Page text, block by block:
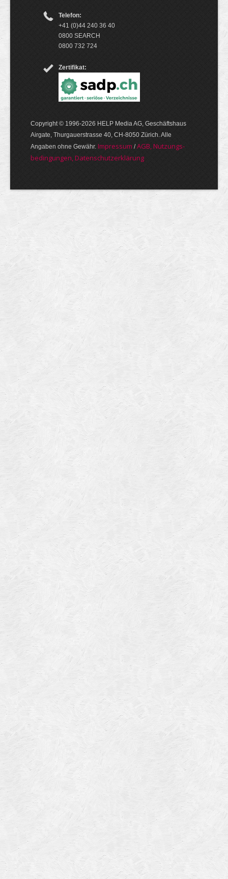
Telefon:
+41 (0)44 240 36 40
0800 SEARCH
0800 732 724
Zertifikat:
Copyright © 1996-2026 HELP Media AG, Geschäftshaus
Airgate, Thurgauer­strasse 40, CH-8050 Zürich. Alle
Angaben ohne Gewähr. Im­pres­sum /AGB, Nut­zungs­
bedin­gungen, Daten­schutz­er­klärung